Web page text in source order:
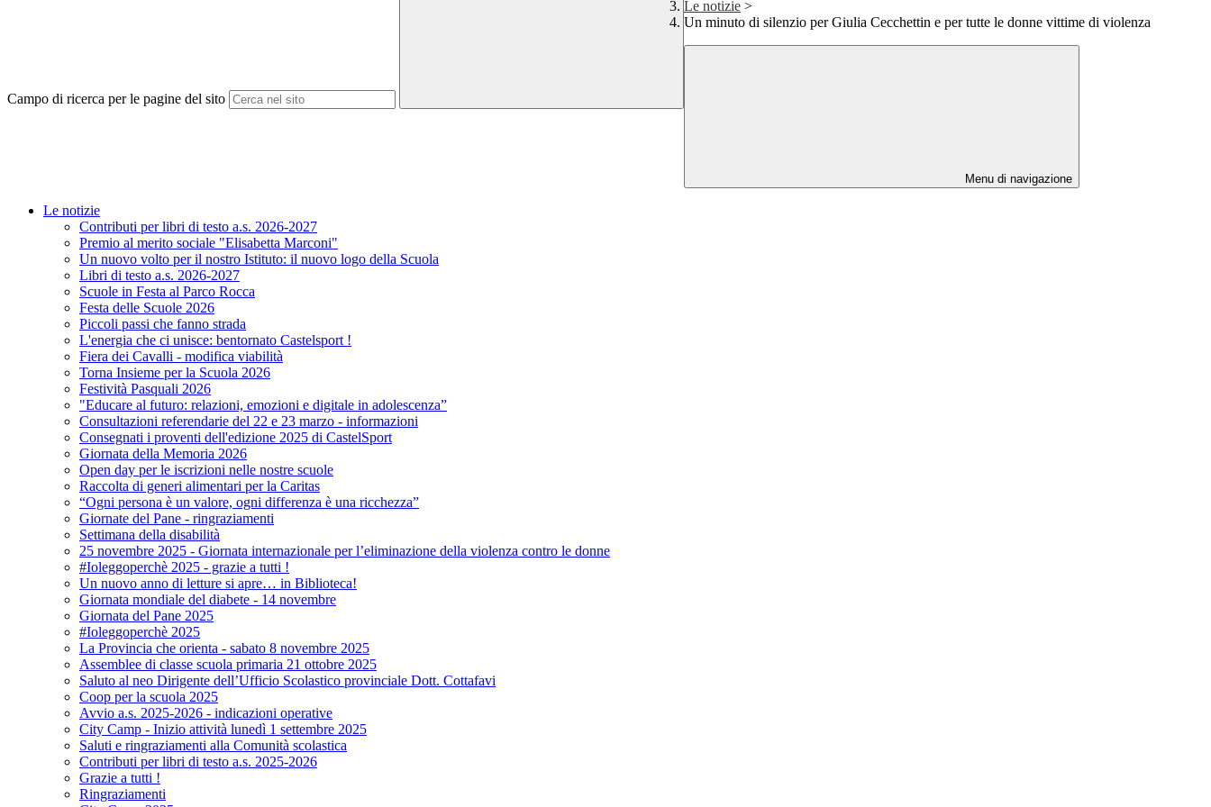
Campo di ricerca per le pagine del sito
Le notizie >
Un minuto di silenzio per Giulia Cecchettin e per tutte le donne vittime di violenza
Menu di navigazione
Le notizie
Contributi per libri di testo a.s. 2026-2027
Premio al merito sociale "Elisabetta Marconi"
Un nuovo volto per il nostro Istituto: il nuovo logo della Scuola
Libri di testo a.s. 2026-2027
Scuole in Festa al Parco Rocca
Festa delle Scuole 2026
Piccoli passi che fanno strada
L'energia che ci unisce: bentornato Castelsport !
Fiera dei Cavalli - modifica viabilità
Torna Insieme per la Scuola 2026
Festività Pasquali 2026
"Educare al futuro: relazioni, emozioni e digitale in adolescenza”
Consultazioni referendarie del 22 e 23 marzo - informazioni
Consegnati i proventi dell'edizione 2025 di CastelSport
Giornata della Memoria 2026
Open day per le iscrizioni nelle nostre scuole
Raccolta di generi alimentari per la Caritas
“Ogni persona è un valore, ogni differenza è una ricchezza”
Giornate del Pane - ringraziamenti
Settimana della disabilità
25 novembre 2025 - Giornata internazionale per l’eliminazione della violenza contro le donne
#Ioleggoperchè 2025 - grazie a tutti !
Un nuovo anno di letture si apre… in Biblioteca!
Giornata mondiale del diabete - 14 novembre
Giornata del Pane 2025
#Ioleggoperchè 2025
La Provincia che orienta - sabato 8 novembre 2025
Assemblee di classe scuola primaria 21 ottobre 2025
Saluto al neo Dirigente dell’Ufficio Scolastico provinciale Dott. Cottafavi
Coop per la scuola 2025
Avvio a.s. 2025-2026 - indicazioni operative
City Camp - Inizio attività lunedì 1 settembre 2025
Saluti e ringraziamenti alla Comunità scolastica
Contributi per libri di testo a.s. 2025-2026
Grazie a tutti !
Ringraziamenti